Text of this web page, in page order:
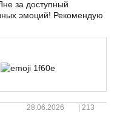
за доступный
эмоций! Рекомендую
28.06.2026 213